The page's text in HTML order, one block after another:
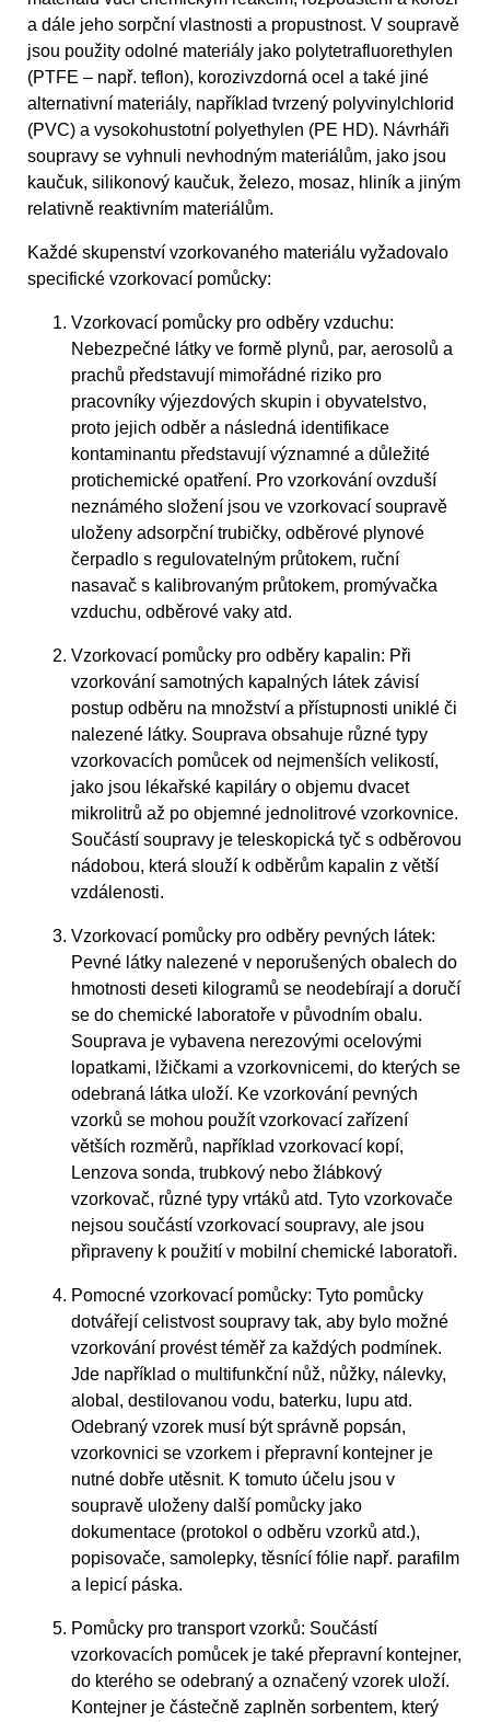
a dále jeho sorpční vlastnosti a propustnost. V soupravě
jsou použity odolné materiály jako polytetrafluorethylen
(PTFE – např. teflon), korozivzdorná ocel a také jiné
alternativní materiály, například tvrzený polyvinylchlorid
(PVC) a vysokohustotní polyethylen (PE­ HD). Návrháři
soupravy se vyhnuli nevhodným materiálům, jako jsou
kaučuk, silikonový kaučuk, železo, mosaz, hliník a jiným
relativně reaktivním materiálům.
Každé skupenství vzorkovaného materiálu vyžadovalo
specifické vzorkovací pomůcky:
Vzorkovací pomůcky pro odběry vzduchu:
Nebezpečné látky ve formě plynů, par, aerosolů a
prachů představují mimořádné riziko pro
pracovníky výjezdových skupin i obyvatelstvo,
proto jejich odběr a následná identifikace
kontaminantu představují významné a důležité
protichemické opatření. Pro vzorkování ovzduší
neznámého složení jsou ve vzorkovací soupravě
uloženy adsorpční trubičky, odběrové plynové
čerpadlo s regulovatelným průtokem, ruční
nasavač s kalibrovaným průtokem, promývačka
vzduchu, odběrové vaky atd.
Vzorkovací pomůcky pro odběry kapalin: Při
vzorkování samotných kapalných látek závisí
postup odběru na množství a přístupnosti uniklé či
nalezené látky. Souprava obsahuje různé typy
vzorkovacích pomůcek od nejmenších velikostí,
jako jsou lékařské kapiláry o objemu dvacet
mikrolitrů až po objemné jednolitrové vzorkovnice.
Součástí soupravy je teleskopická tyč s odběrovou
nádobou, která slouží k odběrům kapalin z větší
vzdálenosti.
Vzorkovací pomůcky pro odběry pevných látek:
Pevné látky nalezené v neporušených obalech do
hmotnosti deseti kilogramů se neodebírají a doručí
se do chemické laboratoře v původním obalu.
Souprava je vybavena nerezovými ocelovými
lopatkami, lžičkami a vzorkovnicemi, do kterých se
odebraná látka uloží. Ke vzorkování pevných
vzorků se mohou použít vzorkovací zařízení
větších rozměrů, například vzorkovací kopí,
Lenzova sonda, trubkový nebo žlábkový
vzorkovač, různé typy vrtáků atd. Tyto vzorkovače
nejsou součástí vzorkovací soupravy, ale jsou
připraveny k použití v mobilní chemické laboratoři.
Pomocné vzorkovací pomůcky: Tyto pomůcky
dotvářejí celistvost soupravy tak, aby bylo možné
vzorkování provést téměř za každých podmínek.
Jde například o multifunkční nůž, nůžky, nálevky,
alobal, destilovanou vodu, baterku, lupu atd.
Odebraný vzorek musí být správně popsán,
vzorkovnici se vzorkem i přepravní kontejner je
nutné dobře utěsnit. K tomuto účelu jsou v
soupravě uloženy další pomůcky jako
dokumentace (protokol o odběru vzorků atd.),
popisovače, samolepky, těsnící fólie např. parafilm
a lepicí páska.
Pomůcky pro transport vzorků: Součástí
vzorkovacích pomůcek je také přepravní kontejner,
do kterého se odebraný a označený vzorek uloží.
Kontejner je částečně zaplněn sorbentem, který